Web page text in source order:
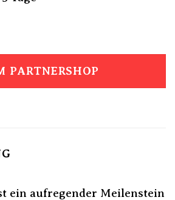
PARTNERSHOP
ein aufregender Meilenstein